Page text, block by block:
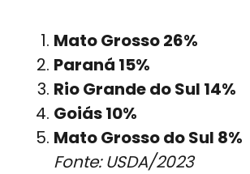
Mato Grosso 26%
Paraná 15%
Rio Grande do Sul 14%
Goiás 10%
Mato Grosso do Sul 8%
Fonte: USDA/2023